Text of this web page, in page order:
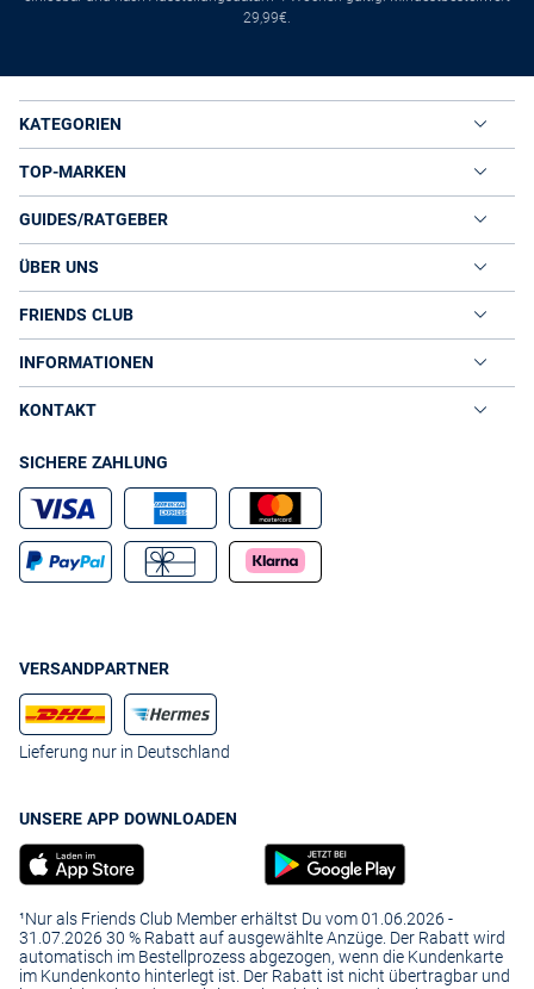
29,99€.
KATEGORIEN
TOP-MARKEN
GUIDES/RATGEBER
ÜBER UNS
FRIENDS CLUB
INFORMATIONEN
KONTAKT
SICHERE ZAHLUNG
VERSANDPARTNER
Lieferung nur in Deutschland
UNSERE APP DOWNLOADEN
¹Nur als Friends Club Member erhältst Du vom 01.06.2026 -
31.07.2026 30 % Rabatt auf ausgewählte Anzüge. Der Rabatt wird
automatisch im Bestellprozess abgezogen, wenn die Kundenkarte
im Kundenkonto hinterlegt ist. Der Rabatt ist nicht übertragbar und